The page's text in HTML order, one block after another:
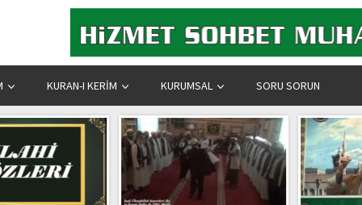
KURAN-I KERIM KURUMSAL SORU SORUN